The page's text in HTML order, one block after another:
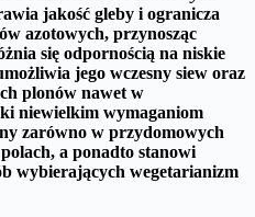
jakość gleby i ogranicza
azotowych, przynosząc
się odpornością na niskie
jego wczesny siew oraz
plonów nawet w
niewielkim wymaganiom
zarówno w przydomowych
a ponadto stanowi
wybierających wegetarianizm